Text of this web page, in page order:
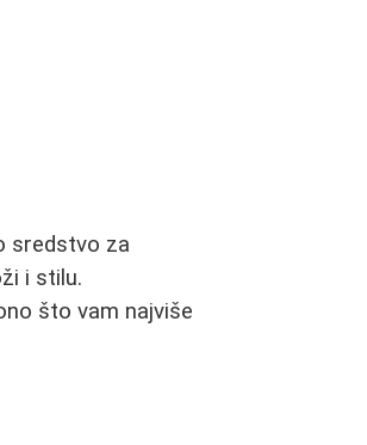
sredstvo za
i stilu.
što vam najviše